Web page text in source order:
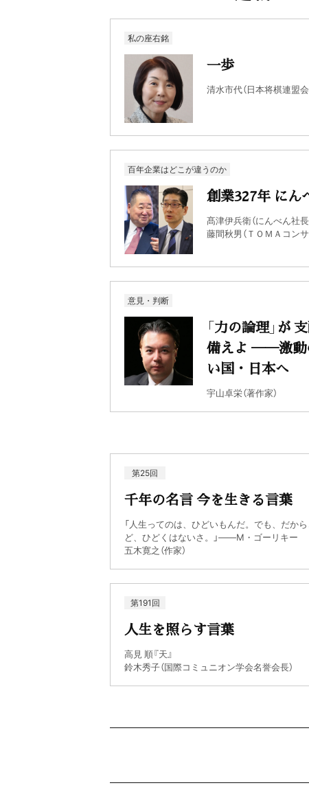
私の座右銘
一歩
清水市代（日本将棋連盟会
百年企業はどこが違うのか
創業327年 にん
髙津伊兵衛（にんべん社長
藤間秋男（ＴＯＭＡコン
意見・判断
「力の論理」が
備えよ ──激動
い国・日本へ
宇山卓栄（著作家）
第25回
千年の名言 今を生きる言葉
「人生ってのは、ひどいもんだ。でも、だか
ど、ひどくはないさ。」――M・ゴーリキー
五木寛之（作家）
第191回
人生を照らす言葉
高見 順『天』
鈴木秀子（国際コミュニオン学会名誉会長）